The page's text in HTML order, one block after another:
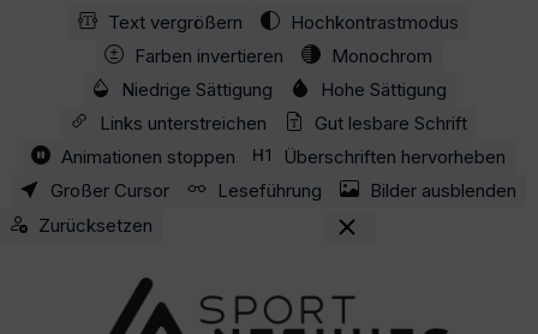
Zum Hauptinhalt springen
Text vergrößern
Hochkontrastmodus
Farben invertieren
Monochrom
Niedrige Sättigung
Hohe Sättigung
Links unterstreichen
Gut lesbare Schrift
Animationen stoppen
Überschriften hervorheben
Großer Cursor
Leseführung
Bilder ausblenden
Zurücksetzen